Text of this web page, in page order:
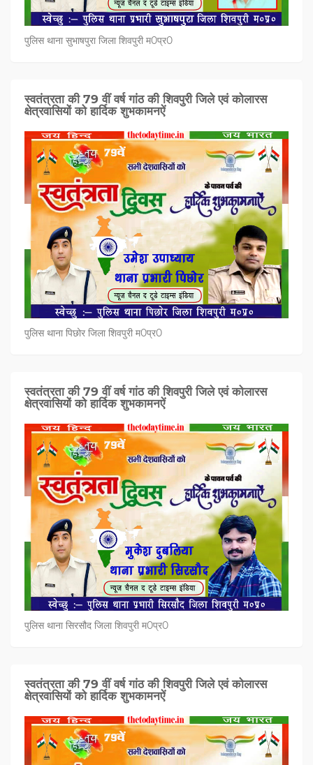
पुलिस थाना सुभाषपुरा जिला शिवपुरी म0प्र0
स्वतंत्रता की 79 वीं वर्ष गांठ की शिवपुरी जिले एवं कोलारस
क्षेत्रवासियों को हार्दिक शुभकामनऐं
पुलिस थाना पिछोर जिला शिवपुरी म0प्र0
स्वतंत्रता की 79 वीं वर्ष गांठ की शिवपुरी जिले एवं कोलारस
क्षेत्रवासियों को हार्दिक शुभकामनऐं
पुलिस थाना सिरसौद जिला शिवपुरी म0प्र0
स्वतंत्रता की 79 वीं वर्ष गांठ की शिवपुरी जिले एवं कोलारस
क्षेत्रवासियों को हार्दिक शुभकामनऐं